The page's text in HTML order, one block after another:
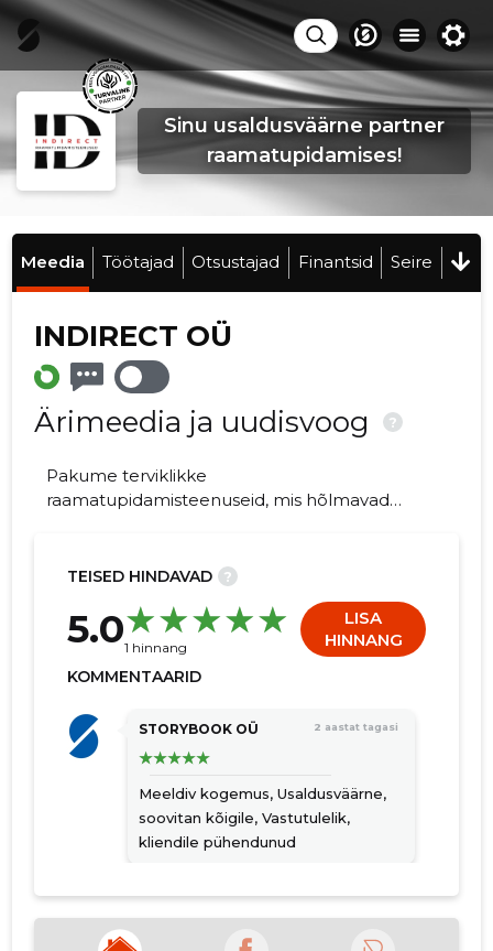
Sinu usaldusväärne partner
raamatupidamises!
Meedia Töötajad Otsustajad Finantsid Seire
INDIRECT OÜ
Ärimeedia ja uudisvoog ?
Pakume terviklikke
raamatupidamisteenuseid, mis hõlmavad
keskenduda oma äri olulistele aspektidele.
TEISED HINDAVAD ?
5.01 hinnang
LISA
HINNANG
KOMMENTAARID
STORYBOOK OÜ 2 aastat tagasi
Meeldiv kogemus, Usaldusväärne,
soovitan kõigile, Vastutulelik,
kliendile pühendunud